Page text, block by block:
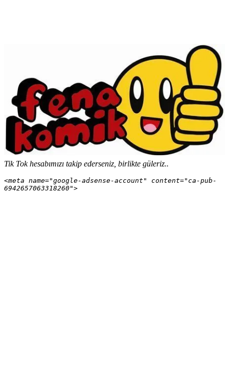
Tik Tok hesabımızı takip ederseniz, birlikte güleriz..
<meta name="google-adsense-account" content="ca-pub-
6942657063318260">